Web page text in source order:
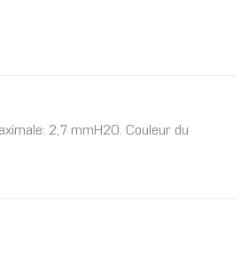
2,7 mmH2O. Couleur du